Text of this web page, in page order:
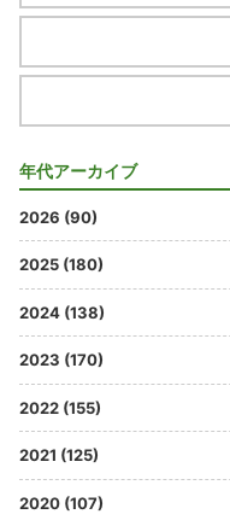
年代アーカイブ
2026 (90)
2025 (180)
2024 (138)
2023 (170)
2022 (155)
2021 (125)
2020 (107)